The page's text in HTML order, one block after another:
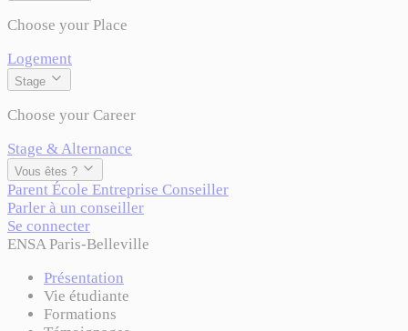
Choose your Place
Logement
Stage
Choose your Career
Stage & Alternance
Vous êtes ?
Parent École Entreprise Conseiller
Parler à un conseiller
Se connecter
ENSA Paris-Belleville
Présentation
Vie étudiante
Formations